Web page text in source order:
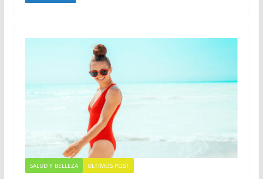
SALUD Y BELLEZA ULTIMOS POST